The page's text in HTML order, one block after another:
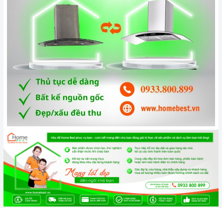
cam kết về chất lượng và nguồn gốc sản phẩm chính hãng.
Chúng tôi tự tin mang đến cho quý khách hàng dịch vụ chăm
sóc khách hàng tận tâm và chính sách bảo hành, hậu mãi
Xem thêm tại đây: Home Best Care - Trung tâm bảo trì, sửa
chữa thiết bị nhà bếp cao cấp